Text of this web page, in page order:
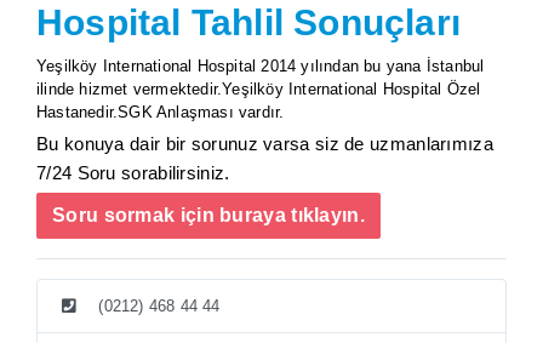
Hospital Tahlil Sonuçları
Yeşilköy International Hospital 2014 yılından bu yana İstanbul
ilinde hizmet vermektedir.Yeşilköy International Hospital Özel
Hastanedir.SGK Anlaşması vardır.
Bu konuya dair bir sorunuz varsa siz de uzmanlarımıza
7/24 Soru sorabilirsiniz.
Soru sormak için buraya tıklayın.
(0212) 468 44 44